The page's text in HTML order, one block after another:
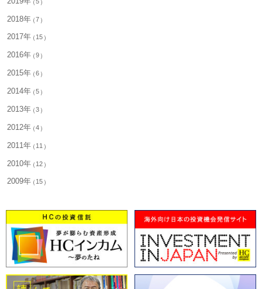
2018年 7
2017年 15
2016年 9
2015年 6
2014年 5
2013年 3
2012年 4
2011年 11
2010年 12
2009年 15